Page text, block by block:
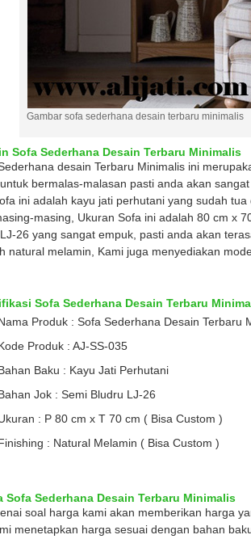
Gambar sofa sederhana desain terbaru minimalis
Sofa Sederhana Desain Terbaru Minimalis
desain Terbaru Minimalis ini
bermalas-malasan pasti anda akan
ini adalah kayu jati perhutani yang sudah
masing, Ukuran Sofa ini adalah 80 cm x
26 yang sangat empuk, pasti anda akan
natural melamin, Kami juga menyediakan
Sofa Sederhana Desain Terbaru
Produk : Sofa Sederhana Desain Terbaru
Produk : AJ-SS-035
Baku : Kayu Jati Perhutani
Jok : Semi Bludru LJ-26
: P 80 cm x T 70 cm ( Bisa Custom )
: Natural Melamin ( Bisa Custom )
Sofa Sederhana Desain Terbaru Minimalis
soal harga kami akan memberikan harga
menetapkan harga sesuai dengan bahan